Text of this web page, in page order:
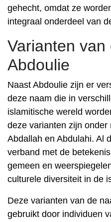
gehecht, omdat ze
integraal onderdeel van
Varianten van
Abdoulie
Naast Abdoulie zijn er
deze naam die in
islamitische wereld
deze varianten zijn onder
Abdallah en Abdulahi. Al
verband met de
gemeen en
culturele diversiteit in de
Deze varianten van de
gebruikt door individuen